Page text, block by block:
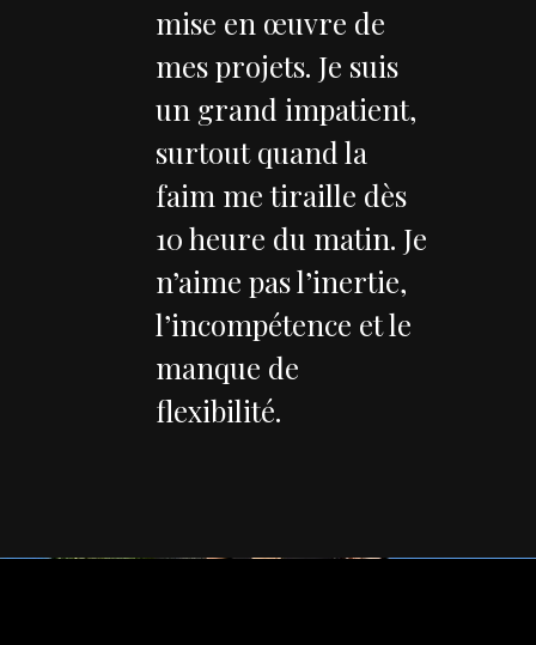
mise en œuvre de
mes projets. Je suis
un grand impatient,
surtout quand la
faim me tiraille dès
10 heure du matin. Je
n’aime pas l’inertie,
l’incompétence et le
manque de
flexibilité.